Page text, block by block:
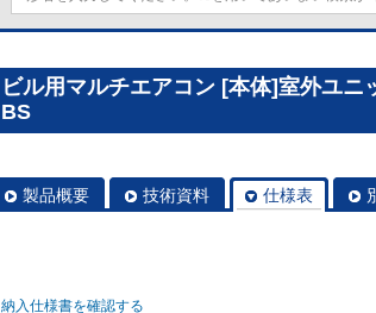
ビル用マルチエアコン [本体]室外ユ
BS
製品概要 技術資料 仕様表
納入仕様書を確認する